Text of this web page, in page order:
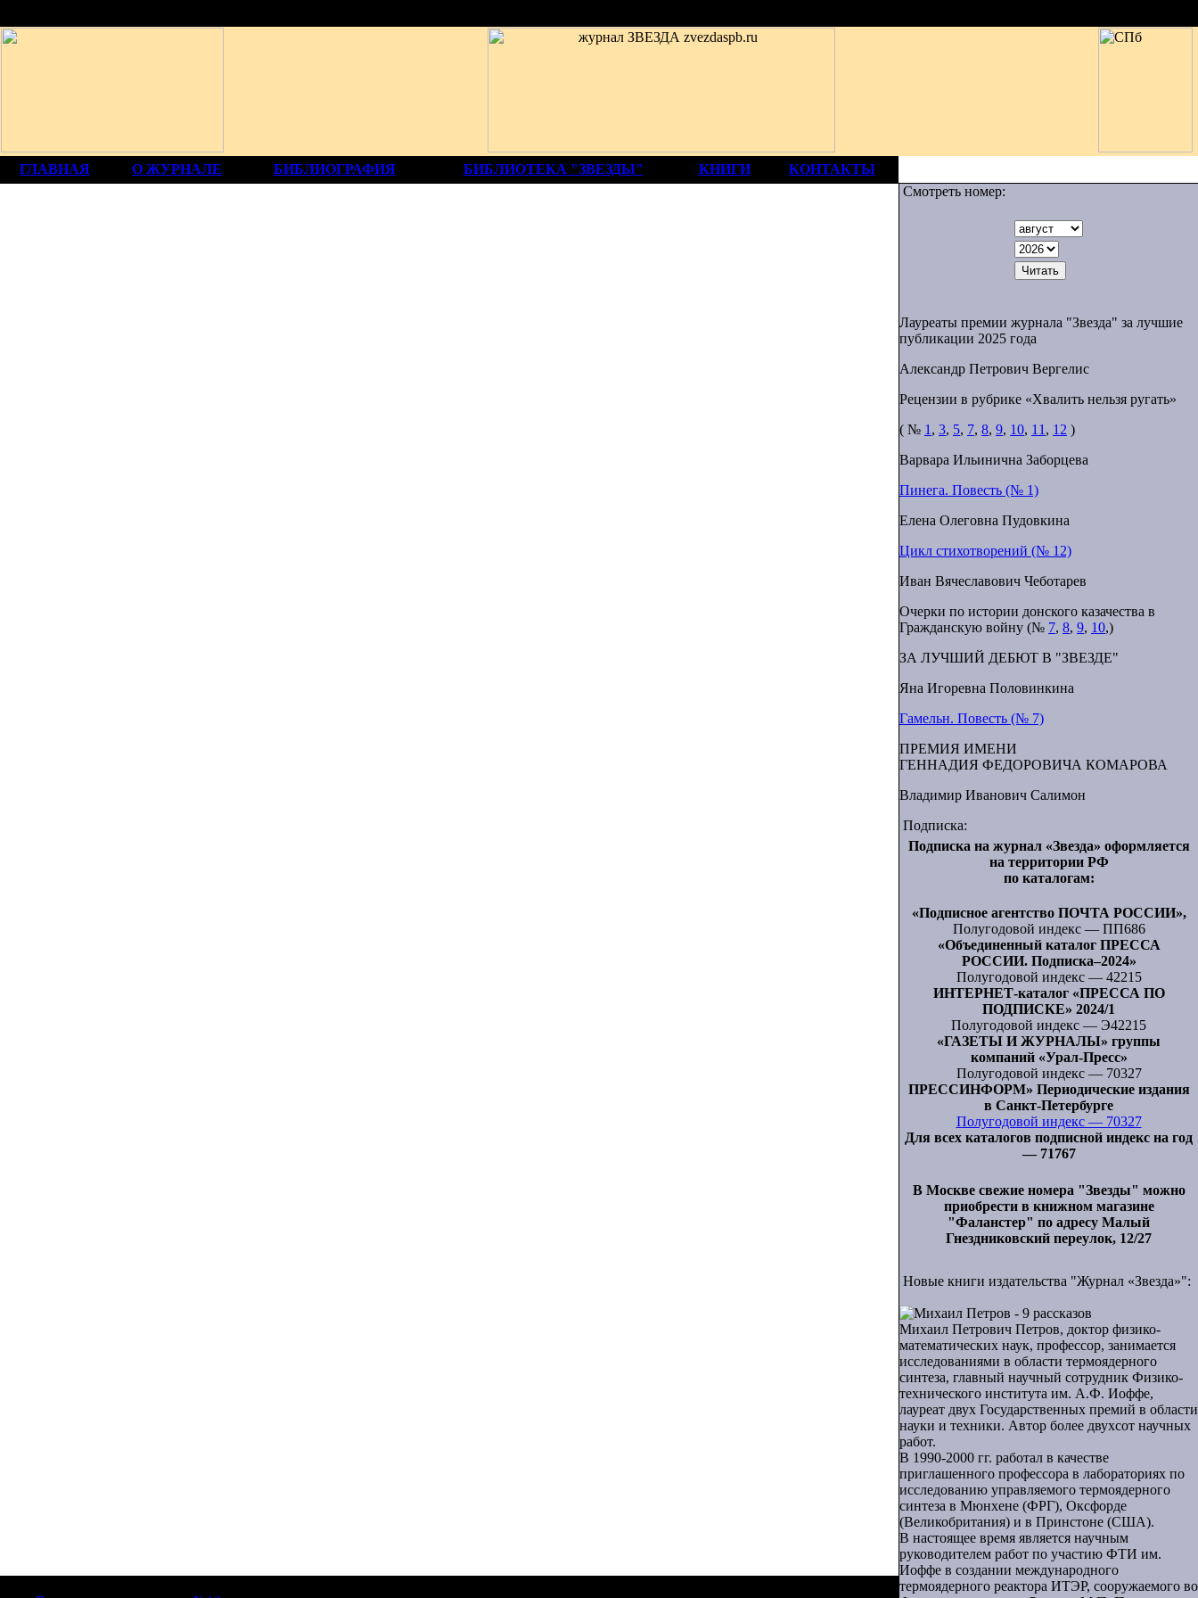
ГЛАВНАЯ О ЖУРНАЛЕ БИБЛИОГРАФИЯ БИБЛИОТЕКА "ЗВЕЗДЫ" КНИГИ КОНТАКТЫ
Смотреть номер:
Лауреаты премии журнала "Звезда" за лучшие
публикации 2025 года
Александр Петрович Вергелис
Рецензии в рубрике «Хвалить нельзя ругать»
( № 1 , 3, 5, 7, 8, 9, 10, 11 , 12 )
Варвара Ильинична Заборцева
Пинега. Повесть (№ 1)
Елена Олеговна Пудовкина
Цикл стихотворений (№ 12)
Иван Вячеславович Чеботарев
Очерки по истории донского казачества в
Гражданскую войну (№ 7, 8, 9, 10,)
ЗА ЛУЧШИЙ ДЕБЮТ В "ЗВЕЗДЕ"
Яна Игоревна Половинкина
Гамельн. Повесть (№ 7)
ПРЕМИЯ ИМЕНИ
ГЕННАДИЯ ФЕДОРОВИЧА КОМАРОВА
Владимир Иванович Салимон
Подписка:
Подписка на журнал «Звезда» оформляется
на территории РФ
по каталогам:
«Подписное агентство ПОЧТА РОССИИ»,
Полугодовой индекс — ПП686
«Объединенный каталог ПРЕССА
РОССИИ. Подписка–2024»
Полугодовой индекс — 42215
ИНТЕРНЕТ-каталог «ПРЕССА ПО
ПОДПИСКЕ» 2024/1
Полугодовой индекс — Э42215
«ГАЗЕТЫ И ЖУРНАЛЫ» группы
компаний «Урал-Пресс»
Полугодовой индекс — 70327
ПРЕССИНФОРМ» Периодические издания
в Санкт-Петербурге
Полугодовой индекс — 70327
Для всех каталогов подписной индекс на год
— 71767
В Москве свежие номера "Звезды" можно
приобрести в книжном магазине
"Фаланстер" по адресу Малый
Гнездниковский переулок, 12/27
Новые книги издательства "Журнал «Звезда»":
Михаил Петрович Петров, доктор физико-
математических наук, профессор, занимается
исследованиями в области термоядерного
синтеза, главный научный сотрудник Физико-
технического института им. А.Ф. Иоффе,
лауреат двух Государственных премий в области
науки и техники. Автор более двухсот научных
работ.
В 1990-2000 гг. работал в качестве
приглашенного профессора в лабораториях по
исследованию управляемого термоядерного
синтеза в Мюнхене (ФРГ), Оксфорде
(Великобритания) и в Принстоне (США).
В настоящее время является научным
руководителем работ по участию ФТИ им.
Иоффе в создании международного
термоядерного реактора ИТЭР, сооружаемого во